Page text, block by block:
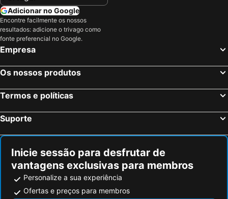
Picadilly Circus Station
Wembley
ExCeL
Trafalgar Square
Tower Bridge
Oxford Street
St Pancras Station
King's Cross Station
Aeroporto da Cidade de Londres
Earls Court
Tottenham
Marylebone
Bayswater
Russell Square
British Airways London Eye
Battersea
Mayfair
Museu Britânico
St Mary de Castro
Adicionar no Google
Encontre facilmente os nossos
resultados: adicione o trivago como
fonte preferencial no Google.
Empresa
Os nossos produtos
Termos e políticas
Suporte
Inicie sessão para desfrutar de
vantagens exclusivas para membros
Personalize a sua experiência
Ofertas e preços para membros